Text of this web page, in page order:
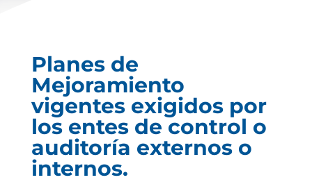
Planes de
Mejoramiento
vigentes exigidos por
los entes de control o
auditoría externos o
internos.